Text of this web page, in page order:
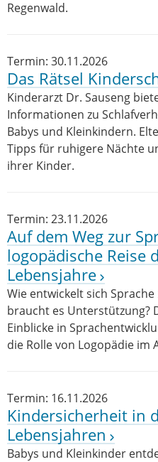
Regenwald.
Termin: 30.11.2026
Das Rätsel
Kinderarzt Dr. Sauseng
Informationen zu
Babys und Kleinkindern.
Tipps für ruhigere Nächte
ihrer Kinder.
Termin: 23.11.2026
Auf dem Weg zur
logopädische Reise
Lebensjahre
Wie entwickelt sich
braucht es Unterstützung?
Einblicke in
die Rolle von Logopädie im
Termin: 16.11.2026
Kindersicherheit in
Lebensjahren
Babys und Kleinkinder